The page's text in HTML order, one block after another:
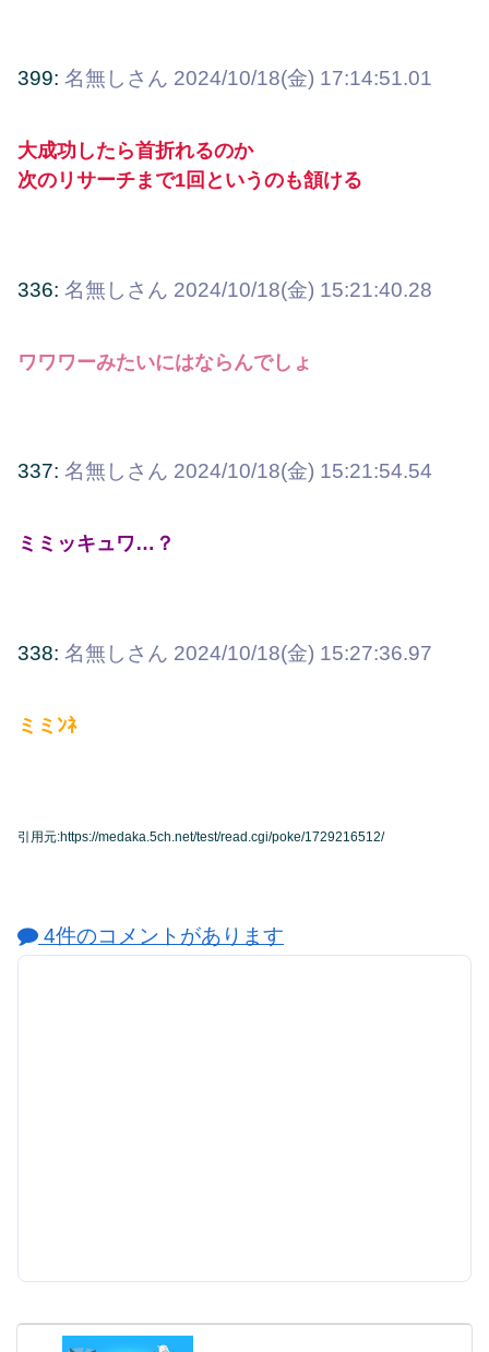
399: 名無しさん 2024/10/18(金) 17:14:51.01
大成功したら首折れるのか
次のリサーチまで1回というのも頷ける
336: 名無しさん 2024/10/18(金) 15:21:40.28
ワワワーみたいにはならんでしょ
337: 名無しさん 2024/10/18(金) 15:21:54.54
ミミッキュワ…？
338: 名無しさん 2024/10/18(金) 15:27:36.97
ミミﾝﾈ
引用元:https://medaka.5ch.net/test/read.cgi/poke/1729216512/
4件のコメントがあります